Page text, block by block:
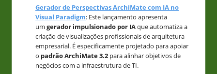
Gerador de Perspectivas ArchiMate com IA no
Visual Paradigm: Este lançamento apresenta
um gerador impulsionado por IAque automatiza a
criação de visualizações profissionais de arquitetura
empresarial. É especificamente projetado para apoiar
o padrão ArchiMate 3.2 para alinhar objetivos de
negócios com a infraestrutura de TI.